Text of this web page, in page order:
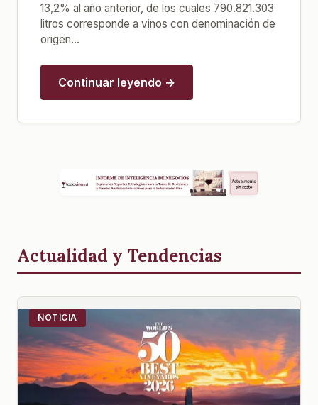
13,2% al año anterior, de los cuales 790.821.303
litros corresponde a vinos con denominación de
origen...
Continuar leyendo →
Actualidad y Tendencias
NOTICIA